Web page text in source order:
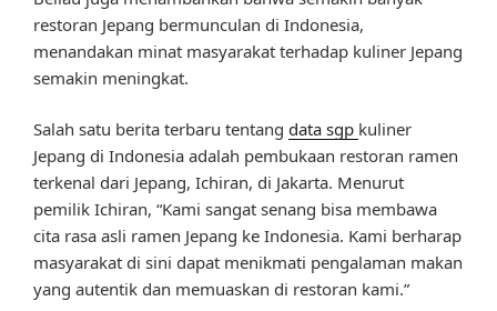
restoran Jepang bermunculan di Indonesia,
menandakan minat masyarakat terhadap kuliner Jepang
semakin meningkat.
Salah satu berita terbaru tentang data sgp kuliner
Jepang di Indonesia adalah pembukaan restoran ramen
terkenal dari Jepang, Ichiran, di Jakarta. Menurut
pemilik Ichiran, “Kami sangat senang bisa membawa
cita rasa asli ramen Jepang ke Indonesia. Kami berharap
masyarakat di sini dapat menikmati pengalaman makan
yang autentik dan memuaskan di restoran kami.”